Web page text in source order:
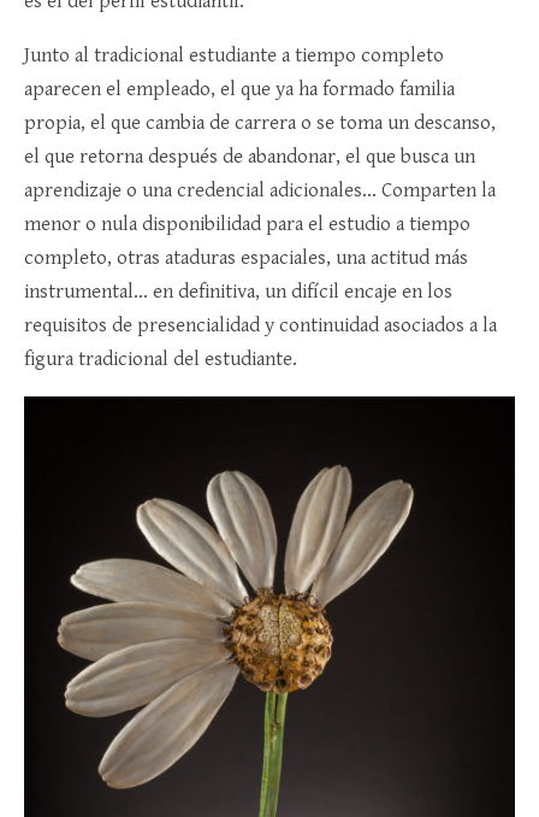
Junto al tradicional estudiante a tiempo completo
aparecen el empleado, el que ya ha formado familia
propia, el que cambia de carrera o se toma un descanso,
el que retorna después de abandonar, el que busca un
aprendizaje o una credencial adicionales… Comparten la
menor o nula disponibilidad para el estudio a tiempo
completo, otras ataduras espaciales, una actitud más
instrumental… en definitiva, un difícil encaje en los
requisitos de presencialidad y continuidad asociados a la
figura tradicional del estudiante.